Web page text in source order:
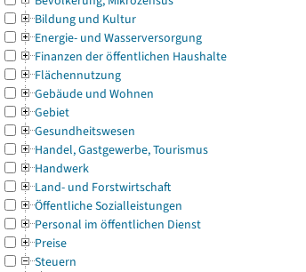
Bildung und Kultur
Energie- und Wasserversorgung
Finanzen der öffentlichen Haushalte
Flächennutzung
Gebäude und Wohnen
Gebiet
Gesundheitswesen
Handel, Gastgewerbe, Tourismus
Handwerk
Land- und Forstwirtschaft
Öffentliche Sozialleistungen
Personal im öffentlichen Dienst
Preise
Steuern